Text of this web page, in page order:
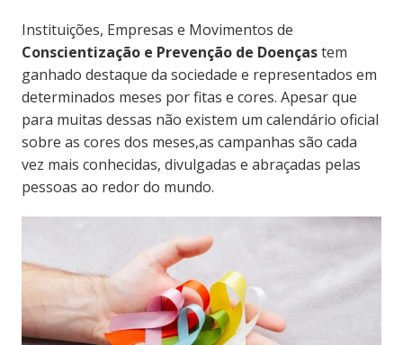
Instituições, Empresas e Movimentos de
Conscientização e Prevenção de Doençastem
ganhado destaque da sociedade e representados em
determinados meses por fitas e cores. Apesar que
para muitas dessas não existem um calendário oficial
sobre as cores dos meses,as campanhas são cada
vez mais conhecidas, divulgadas e abraçadas pelas
pessoas ao redor do mundo.